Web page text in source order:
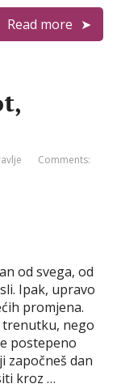
Read more
Comments:
od svega, od
Ipak, upravo
promjena.
trenutku, nego
postepeno
započneš dan
kroz …